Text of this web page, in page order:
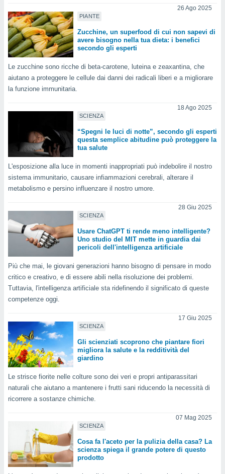
dei
ad
web
In
ti
che
utilizzati
potrai
non
dei
Web
noi e i
simili
PIANTE
26 Ago 2025
Zucchine, un superfood di cui non sapevi di
avere bisogno nella tua dieta: i benefici
secondo gli esperti
Le zucchine sono ricche di beta-carotene, luteina e zeaxantina, che
aiutano a proteggere le cellule dai danni dei radicali liberi e a migliorare
la funzione immunitaria.
SCIENZA
18 Ago 2025
“Spegni le luci di notte”, secondo gli esperti
questa semplice abitudine può proteggere la
tua salute
L'esposizione alla luce in momenti inappropriati può indebolire il nostro
sistema immunitario, causare infiammazioni cerebrali, alterare il
metabolismo e persino influenzare il nostro umore.
SCIENZA
28 Giu 2025
Usare ChatGPT ti rende meno intelligente?
Uno studio del MIT mette in guardia dai
pericoli dell'intelligenza artificiale
Più che mai, le giovani generazioni hanno bisogno di pensare in modo
critico e creativo, e di essere abili nella risoluzione dei problemi.
Tuttavia, l'intelligenza artificiale sta ridefinendo il significato di queste
competenze oggi.
SCIENZA
17 Giu 2025
Gli scienziati scoprono che piantare fiori
migliora la salute e la redditività del
giardino
Le strisce fiorite nelle colture sono dei veri e propri antiparassitari
naturali che aiutano a mantenere i frutti sani riducendo la necessità di
ricorrere a sostanze chimiche.
SCIENZA
07 Mag 2025
Cosa fa l'aceto per la pulizia della casa? La
scienza spiega il grande potere di questo
prodotto